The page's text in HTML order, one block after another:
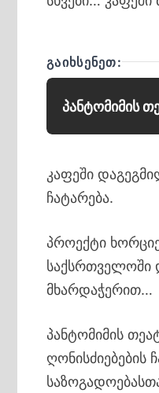
ᲒᲐᲘᲮᲡᲔᲜᲔᲗ:
პანტომიმის
კაფეში
ჩატარება.
პროექტი
საქსრთველოში
მხარდაჭერით…
პანტომიმის
ღონისძიებების